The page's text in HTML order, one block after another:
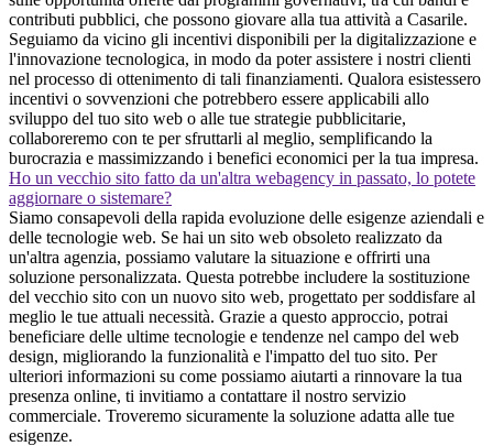
contributi pubblici, che possono giovare alla tua attività a Casarile.
Seguiamo da vicino gli incentivi disponibili per la digitalizzazione e
l'innovazione tecnologica, in modo da poter assistere i nostri clienti
nel processo di ottenimento di tali finanziamenti. Qualora esistessero
incentivi o sovvenzioni che potrebbero essere applicabili allo
sviluppo del tuo sito web o alle tue strategie pubblicitarie,
collaboreremo con te per sfruttarli al meglio, semplificando la
burocrazia e massimizzando i benefici economici per la tua impresa.
Ho un vecchio sito fatto da un'altra webagency in passato, lo potete
aggiornare o sistemare?
Siamo consapevoli della rapida evoluzione delle esigenze aziendali e
delle tecnologie web. Se hai un sito web obsoleto realizzato da
un'altra agenzia, possiamo valutare la situazione e offrirti una
soluzione personalizzata. Questa potrebbe includere la sostituzione
del vecchio sito con un nuovo sito web, progettato per soddisfare al
meglio le tue attuali necessità. Grazie a questo approccio, potrai
beneficiare delle ultime tecnologie e tendenze nel campo del web
design, migliorando la funzionalità e l'impatto del tuo sito. Per
ulteriori informazioni su come possiamo aiutarti a rinnovare la tua
presenza online, ti invitiamo a contattare il nostro servizio
commerciale. Troveremo sicuramente la soluzione adatta alle tue
esigenze.